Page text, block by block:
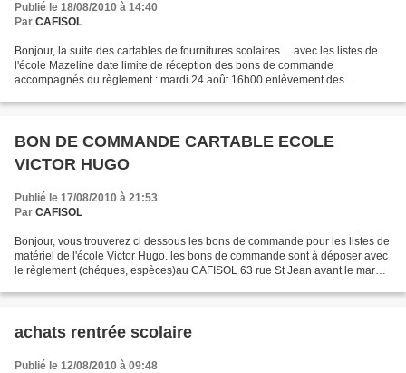
Publié le 18/08/2010 à 14:40
Par CAFISOL
Bonjour, la suite des cartables de fournitures scolaires ... avec les listes de
l'école Mazeline date limite de réception des bons de commande
accompagnés du règlement : mardi 24 août 16h00 enlèvement des
MAZELINE_CLASSE_DE_CP_DE_Mme_HONORE...
BON DE COMMANDE CARTABLE ECOLE
VICTOR HUGO
Publié le 17/08/2010 à 21:53
Par CAFISOL
Bonjour, vous trouverez ci dessous les bons de commande pour les listes de
matériel de l'école Victor Hugo. les bons de commande sont à déposer avec
le règlement (chéques, espèces)au CAFISOL 63 rue St Jean avant le mardi
achats rentrée scolaire
Publié le 12/08/2010 à 09:48